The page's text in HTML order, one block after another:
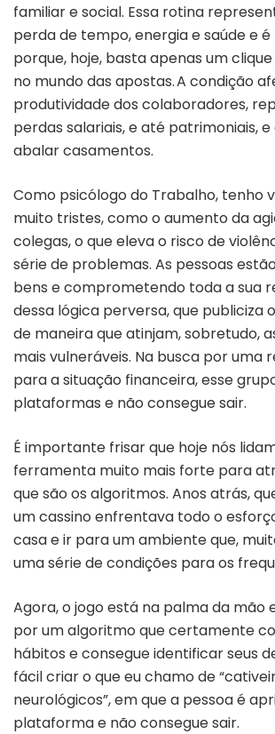
familiar e social. Essa rotina
perda de tempo, energia e saúde e
porque, hoje, basta apenas um
no mundo das apostas. A condição
produtividade dos colaboradores,
perdas salariais, e até patrimoniais,
abalar casamentos.
Como psicólogo do Trabalho, tenho
muito tristes, como o aumento da
colegas, o que eleva o risco de
série de problemas. As pessoas
bens e comprometendo toda a sua
dessa lógica perversa, que publiciza
de maneira que atinjam, sobretudo,
mais vulneráveis. Na busca por uma
para a situação financeira, esse
plataformas e não consegue sair.
É importante frisar que hoje nós
ferramenta muito mais forte para
que são os algoritmos. Anos atrás,
um cassino enfrentava todo o
casa e ir para um ambiente que,
uma série de condições para os
Agora, o jogo está na palma da mão
por um algoritmo que certamente
hábitos e consegue identificar seus
fácil criar o que eu chamo de
neurológicos”, em que a pessoa é
plataforma e não consegue sair.